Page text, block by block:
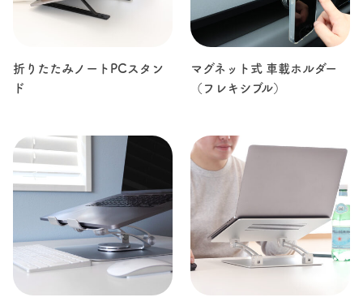
折りたたみノートPCスタン
ド
マグネット式 車載ホルダー
（フレキシブル）